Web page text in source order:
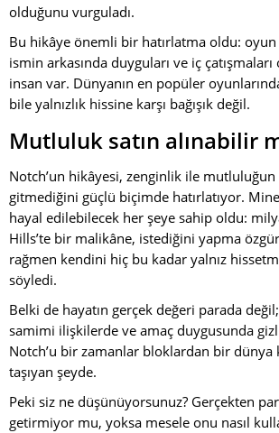
olduğunu vurguladı.
Bu hikâye önemli bir hatırlatma oldu:
ismin arkasında duyguları ve iç
insan var. Dünyanın en popüler
bile yalnızlık hissine karşı bağışık değil.
Mutluluk satın alınabilir
Notch’un hikâyesi, zenginlik ile
gitmediğini güçlü biçimde hatırlatıyor.
hayal edilebilecek her şeye sahip oldu:
Hills’te bir malikâne, istediğini yapma
rağmen kendini hiç bu kadar yalnız
söyledi.
Belki de hayatın gerçek değeri parada
samimi ilişkilerde ve amaç duygusunda
Notch’u bir zamanlar bloklardan bir dünya
taşıyan şeyde.
Peki siz ne düşünüyorsunuz? Gerçekten
getirmiyor mu, yoksa mesele onu nasıl